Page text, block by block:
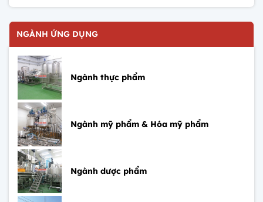
NGÀNH ỨNG DỤNG
Ngành thực phẩm
Ngành mỹ phẩm & Hóa mỹ phẩm
Ngành dược phẩm